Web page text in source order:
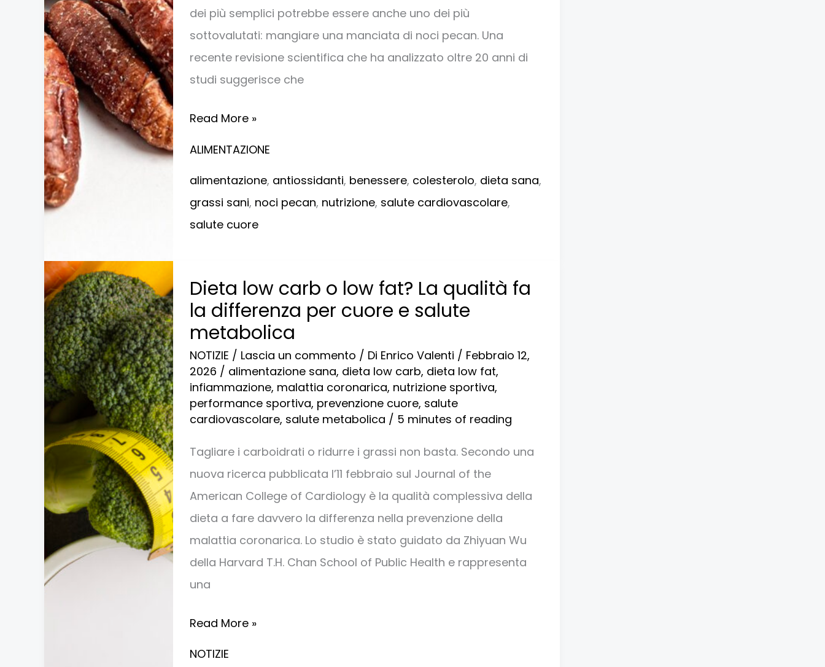
dei più semplici potrebbe essere anche uno dei più
sottovalutati: mangiare una manciata di noci pecan. Una
recente revisione scientifica che ha analizzato oltre 20 anni di
studi suggerisce che
Read More »
ALIMENTAZIONE
alimentazione, antiossidanti, benessere, colesterolo, dieta sana,
grassi sani, noci pecan, nutrizione, salute cardiovascolare,
salute cuore
Dieta low carb o low fat? La qualità fa
la differenza per cuore e salute
metabolica
NOTIZIE / Lascia un commento / Di Enrico Valenti / Febbraio 12,
2026 / alimentazione sana, dieta low carb, dieta low fat,
infiammazione, malattia coronarica, nutrizione sportiva,
performance sportiva, prevenzione cuore, salute
cardiovascolare, salute metabolica / 5 minutes of reading
Tagliare i carboidrati o ridurre i grassi non basta. Secondo una
nuova ricerca pubblicata l’11 febbraio sul Journal of the
American College of Cardiology è la qualità complessiva della
dieta a fare davvero la differenza nella prevenzione della
malattia coronarica. Lo studio è stato guidato da Zhiyuan Wu
della Harvard T.H. Chan School of Public Health e rappresenta
una
low
carb
o
low
fat?
La
qualità
fa
la
differenza
per
cuore
e
salute
Read More »
NOTIZIE